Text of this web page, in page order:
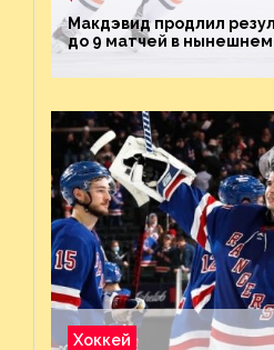
Макдэвид продлил
до 9 матчей в
Хоккей